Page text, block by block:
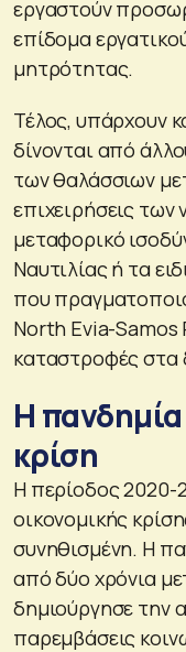
εργαστούν
επίδομα
μητρότητας.
Τέλος, υπάρχουν
δίνονται από
των θαλάσσιων
επιχειρήσεις των
μεταφορικό
Ναυτιλίας ή τα
που
North Evia-Samos
καταστροφές στα
Η πανδημία
κρίση
Η περίοδος 2020-
οικονομικής
συνηθισμένη. Η
από δύο χρόνια
δημιούργησε την
παρεμβάσεις